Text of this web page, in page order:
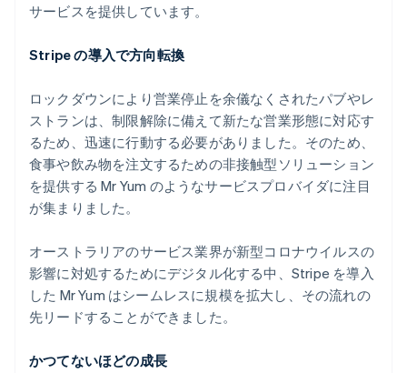
Identity
Stripe Sessions 2026
Stripe が AI の経済インフラをどのように構築しているかを
ご覧ください。
こちらをご覧ください
サービスを提供しています。
Stripe の導入で方向転換
ロックダウンにより営業停止を余儀なくされたパブやレ
ストランは、制限解除に備えて新たな営業形態に対応す
るため、迅速に行動する必要がありました。そのため、
食事や飲み物を注文するための非接触型ソリューション
を提供する Mr Yum のようなサービスプロバイダに注目
が集まりました。
オーストラリアのサービス業界が新型コロナウイルスの
影響に対処するためにデジタル化する中、Stripe を導入
した Mr Yum はシームレスに規模を拡大し、その流れの
先リードすることができました。
かつてないほどの成長